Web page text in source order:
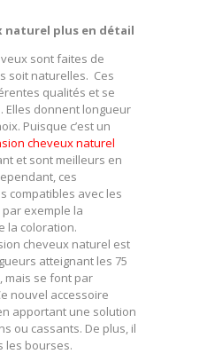
naturel plus en détail
sont faites de
soit naturelles. Ces
qualités et se
Elles donnent longueur
Puisque c’est un
cheveux naturel
et sont meilleurs en
ces
compatibles avec les
exemple la
la coloration.
cheveux naturel est
atteignant les 75
mais se font par
nouvel accessoire
apportant une solution
ou cassants. De plus, il
les bourses.